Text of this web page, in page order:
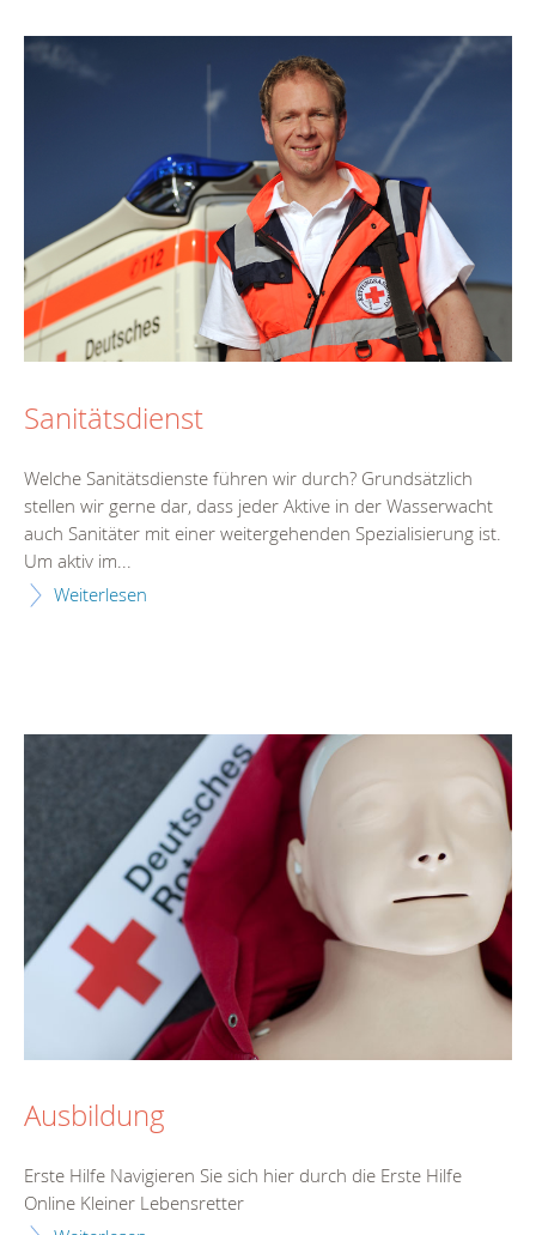
Sanitätsdienst
Welche Sanitätsdienste führen wir durch? Grundsätzlich
stellen wir gerne dar, dass jeder Aktive in der Wasserwacht
auch Sanitäter mit einer weitergehenden Spezialisierung ist.
Um aktiv im...
Weiterlesen
Ausbildung
Erste Hilfe Navigieren Sie sich hier durch die Erste Hilfe
Online Kleiner Lebensretter